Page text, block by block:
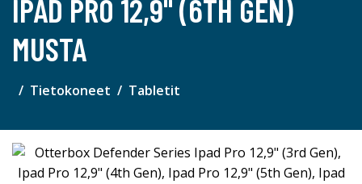
IPAD PRO 12,9" (6TH GEN)
MUSTA
Tietokoneet Tabletit